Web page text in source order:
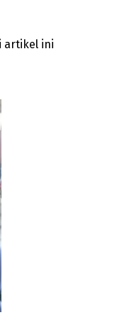
artikel ini